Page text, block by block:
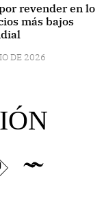
revender en lo
más bajos
DE 2026